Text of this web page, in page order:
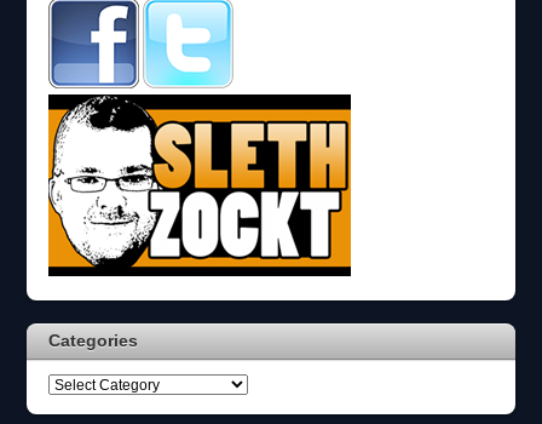
c
h
?
D
a
n
w
ä
h
l
n
S
i
Categories